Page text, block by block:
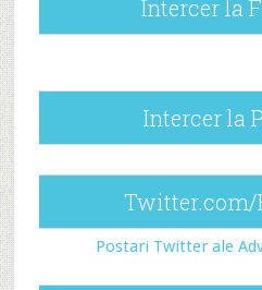
Intercer la
Intercer la
Twitter.com/
Postari Twitter ale